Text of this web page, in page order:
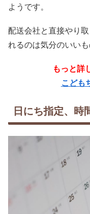
ようです。
配送会社と直接やり
れるのは気分のいい
もっと詳
こども
日にち指定、時